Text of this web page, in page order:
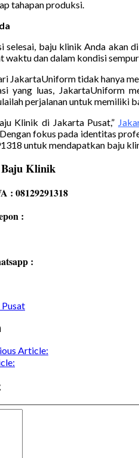
tahapan produksi.
selesai, baju klinik Anda akan
waktu dan dalam kondisi
JakartaUniform tidak hanya
yang luas, JakartaUniform
perjalanan untuk memiliki
Klinik di Jakarta Pusat,”
fokus pada identitas
untuk mendapatkan baju
aju Klinik
: 08129291318
:
:
Article: